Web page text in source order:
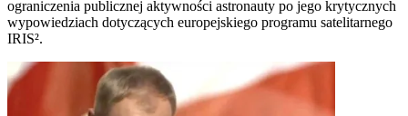
ograniczenia publicznej aktywności astronauty po jego krytycznych
wypowiedziach dotyczących europejskiego programu satelitarnego
IRIS².